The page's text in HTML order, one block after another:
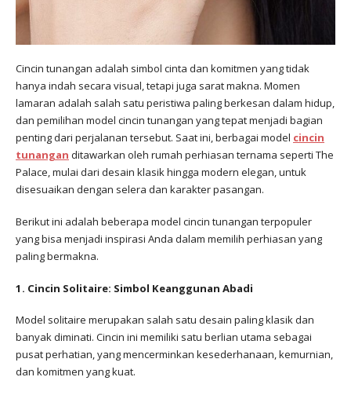
Cincin tunangan adalah simbol cinta dan komitmen yang tidak
hanya indah secara visual, tetapi juga sarat makna. Momen
lamaran adalah salah satu peristiwa paling berkesan dalam hidup,
dan pemilihan model cincin tunangan yang tepat menjadi bagian
penting dari perjalanan tersebut. Saat ini, berbagai model cincin
tunangan ditawarkan oleh rumah perhiasan ternama seperti The
Palace, mulai dari desain klasik hingga modern elegan, untuk
disesuaikan dengan selera dan karakter pasangan.
Berikut ini adalah beberapa model cincin tunangan terpopuler
yang bisa menjadi inspirasi Anda dalam memilih perhiasan yang
paling bermakna.
1. Cincin Solitaire: Simbol Keanggunan Abadi
Model solitaire merupakan salah satu desain paling klasik dan
banyak diminati. Cincin ini memiliki satu berlian utama sebagai
pusat perhatian, yang mencerminkan kesederhanaan, kemurnian,
dan komitmen yang kuat.